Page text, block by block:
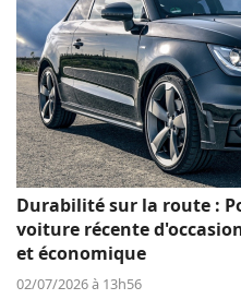
Durabilité sur la route :
voiture récente
et économique
02/07/2026 à 13h56